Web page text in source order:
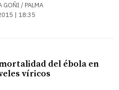
GOÑI / PALMA
| 18:35
del ébola en
víricos